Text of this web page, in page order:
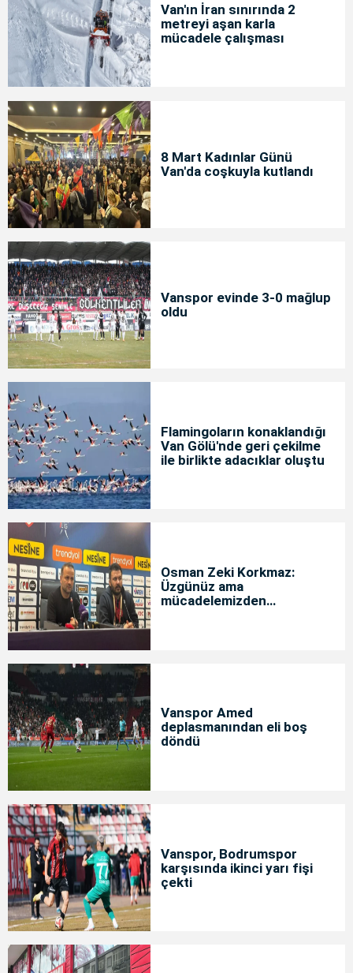
Van'ın İran sınırında 2
metreyi aşan karla
mücadele çalışması
8 Mart Kadınlar Günü
Van'da coşkuyla kutlandı
Vanspor evinde 3-0 mağlup
oldu
Flamingoların konaklandığı
Van Gölü'nde geri çekilme
ile birlikte adacıklar oluştu
Osman Zeki Korkmaz:
Üzgünüz ama
mücadelemizden
Vanspor Amed
deplasmanından eli boş
döndü
Vanspor, Bodrumspor
karşısında ikinci yarı fişi
çekti